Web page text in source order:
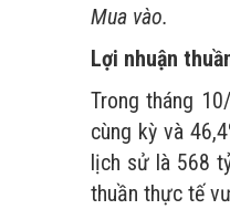
Mua vào.
Lợi nhuận
Trong tháng
cùng kỳ và
lịch sử là 568
thuần thực tế